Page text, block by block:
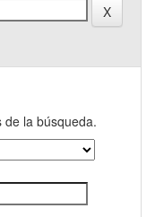
de la búsqueda.